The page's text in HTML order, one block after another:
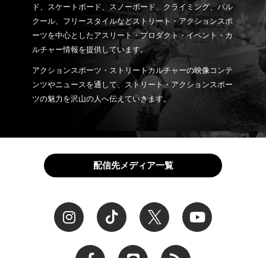
ド、スケートボード、スノーボード、クライミング、パル
クール、フリースタイルなどストリート・アクションスポ
ーツを中心としたアスリート・プロダクト・イベント・カ
ルチャー情報を提供しています。
アクションスポーツ・ストリートカルチャーの映像コンテ
ンツやニュースを通して、ストリート・アクションスポー
ツの魅力を沢山の人へ伝えていきます。
配信先メディア一覧